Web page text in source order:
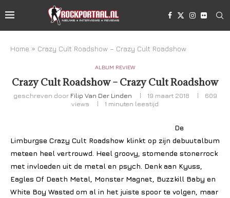
Home » Crazy Cult Roadshow – Crazy Cult Roadshow
ALBUM REVIEW
Crazy Cult Roadshow – Crazy Cult Roadshow
geschreven door Filip Van Der Linden 19 maart 2018
609
views
1 minuten leestijd
De
Limburgse Crazy Cult Roadshow klinkt op zijn debuutalbum
meteen heel vertrouwd. Heel groovy, stomende stonerrock
met invloeden uit de metal en psych. Denk aan Kyuss,
Eagles Of Death Metal, Monster Magnet, Buzzkill Baby en
White Boy Wasted om al in het juiste spoor te volgen, maar